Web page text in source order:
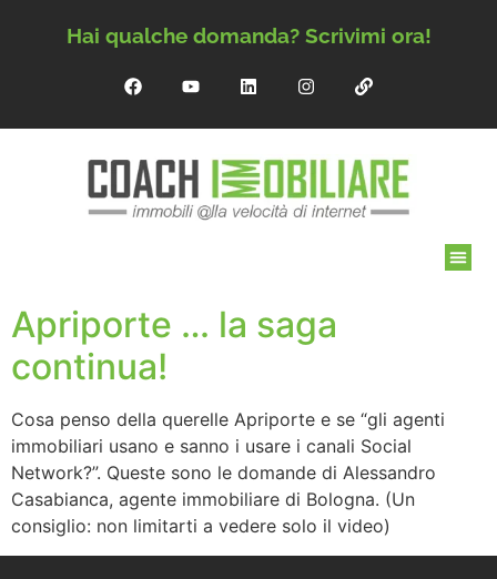
Hai qualche domanda? Scrivimi ora!
Apriporte … la saga
continua!
Cosa penso della querelle Apriporte e se “gli agenti
immobiliari usano e sanno i usare i canali Social
Network?”. Queste sono le domande di Alessandro
Casabianca, agente immobiliare di Bologna. (Un
consiglio: non limitarti a vedere solo il video)